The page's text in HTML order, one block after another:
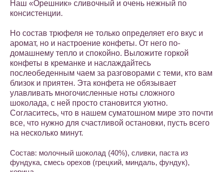
Наш «Орешник» сливочный и очень нежный по
консистенции.
Но состав трюфеля не только определяет его вкус и
аромат, но и настроение конфеты. От него по-
домашнему тепло и спокойно. Выложите горкой
конфеты в креманке и наслаждайтесь
послеобеденным чаем за разговорами с теми, кто вам
близок и приятен. Эта конфета не обязывает
улавливать многочисленные ноты сложного
шоколада, с ней просто становится уютно.
Согласитесь, что в нашем суматошном мире это почти
все, что нужно для счастливой остановки, пусть всего
на несколько минут.
Состав: молочный шоколад (40%), сливки, паста из
фундука, смесь орехов (грецкий, миндаль, фундук),